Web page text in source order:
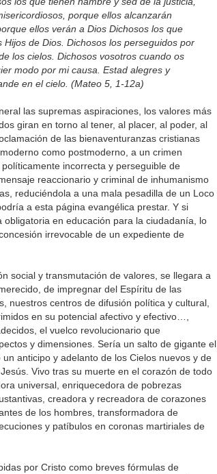
porque ellos alcanzarán
ellos verán a Dios Dichosos los que
de Dios. Dichosos los perseguidos por
los cielos. Dichosos vosotros cuando os
modo por mi causa. Estad alegres y
en el cielo. (Mateo 5, 1-12a)
las supremas aspiraciones, los valores más
giran en torno al tener, al placer, al poder, al
de las bienaventuranzas cristianas
como postmoderno, a un crimen
incorrecta y perseguible de
reaccionario y criminal de inhumanismo
reduciéndola a una mala pesadilla de un Loco
a esta página evangélica prestar. Y si
en educación para la ciudadanía, lo
irrevocable de un expediente de
social y transmutación de valores, se llegara a
de impregnar del Espíritu de las
nuestros centros de difusión política y cultural,
en su potencial afectivo y efectivo…,
el vuelco revolucionario que
y dimensiones. Sería un salto de gigante el
anticipo y adelanto de los Cielos nuevos y de
Vivo tras su muerte en el corazón de todo
universal, enriquecedora de pobrezas
creadora y recreadora de corazones
de los hombres, transformadora de
y patíbulos en coronas martiriales de
por Cristo como breves fórmulas de